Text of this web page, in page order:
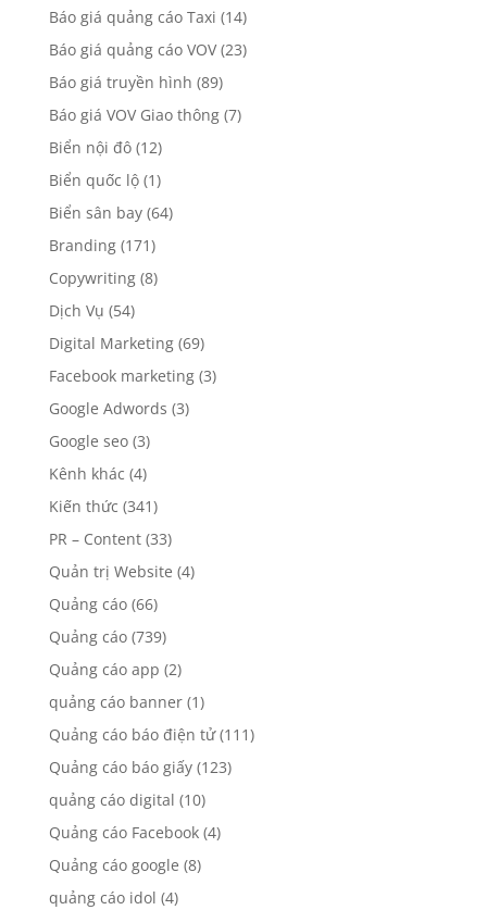
Báo giá quảng cáo Outdoor
Báo giá quảng cáo Taxi(14)
Báo giá quảng cáo VOV(23)
Báo giá truyền hình(89)
Báo giá VOV Giao thông
Biển nội đô(12)
Biển quốc lộ(1)
Biển sân bay(64)
Branding(171)
Copywriting
Dịch Vụ(54)
Digital Marketing(69)
Facebook marketing
Google Adwords
Google seo (3)
Kênh khác(4)
Kiến thức(341)
PR – Content(33)
Quản trị Website
Quảng cáo(66)
Quảng cáo(739)
Quảng cáo app(2)
quảng cáo banner(1)
Quảng cáo báo điện tử(111)
Quảng cáo báo giấy(123)
quảng cáo digital(10)
Quảng cáo Facebook(4)
Quảng cáo google